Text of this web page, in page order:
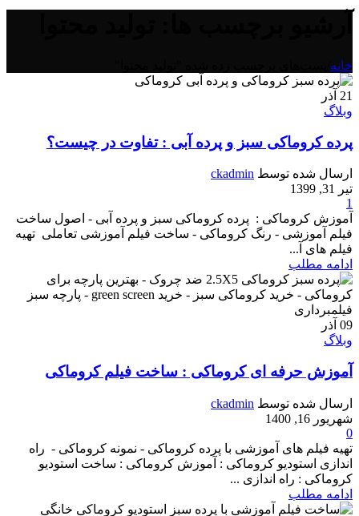
خانه
21 آذر
وبلاگ
پرده کروماکی سبز و پرده آبی : تفاوت در چیست؟
ارسال شده توسط ckadmin
تیر 31, 1399
1
آموزش کروماکی : پرده کروماکی سبز و پرده آبی - اصول ساخت
فیلم آموزشی - رنگ کروماکی - ساخت فیلم آموزشی تعاملی تهیه
فیلم های آ...
ادامه مطلب
09 آذر
وبلاگ
آموزش حرفه ای کروماکی : ساخت فیلم کروماکی
ارسال شده توسط ckadmin
شهریور 16, 1400
0
تهیه فیلم های آموزشی با پرده کروماکی - نمونه کروماکی - راه
اندازی استودیو کروماکی : آموزش کروماکی : ساخت استودیو
کروماکی : راه اندازی ...
ادامه مطلب